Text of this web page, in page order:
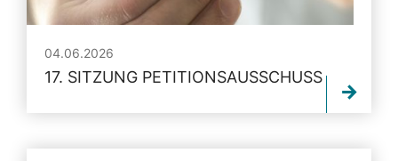
04.06.2026
17. SITZUNG PETITIONSAUSSCHUSS